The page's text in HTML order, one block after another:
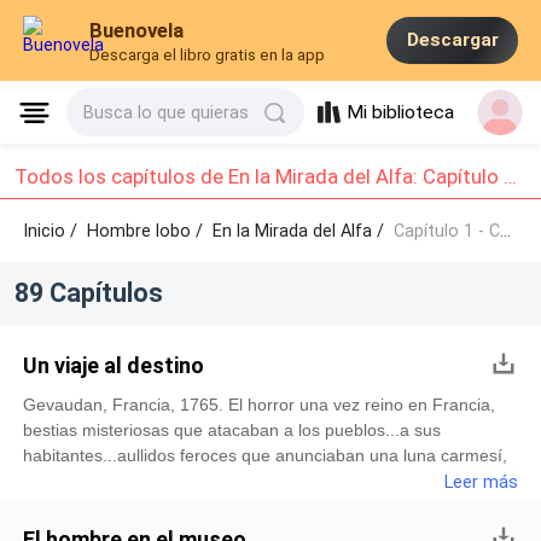
Buenovela
Descarga el libro gratis en la app
Descargar
Busca lo que quieras Mi biblioteca
Todos los capítulos de En la Mirada del Alfa: Capítulo 1 - Capítulo 10
Inicio / Hombre lobo/En la Mirada del Alfa / Capítulo 1 - Capítulo 10
89 Capítulos
Un viaje al destino
Gevaudan, Francia, 1765. El horror una vez reino en Francia,
bestias misteriosas que atacaban a los pueblos...a sus
habitantes...aullidos feroces que anunciaban una luna carmesí,
lobos con pelaje de plata. El sonido del motor de avión aun
placentero, pero no se quejaba, después de todo, viajaba en
Leer más